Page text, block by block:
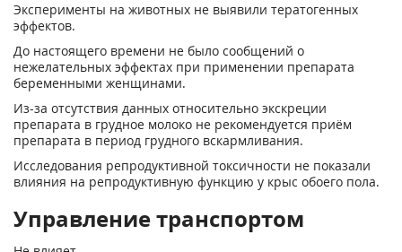
Эксперименты на животных не выявили тератогенных
эффектов.
До настоящего времени не было сообщений о
нежелательных эффектах при применении препарата
беременными женщинами.
Из-за отсутствия данных относительно экскреции
препарата в грудное молоко не рекомендуется приём
препарата в период грудного вскармливания.
Исследования репродуктивной токсичности не показали
влияния на репродуктивную функцию у крыс обоего пола.
Управление транспортом